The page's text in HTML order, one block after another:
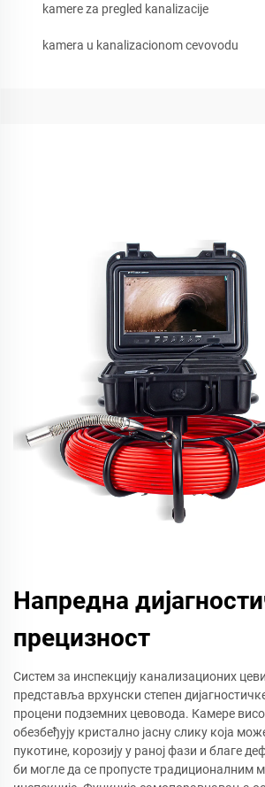
kamere za pregled kanalizacije
kamera u kanalizacionom cevovodu
Напредна
прецизност
Систем за инспекцију канализационих
представља врхунски степен
процени подземних цевовода. Камере
обезбеђују кристално јасну слику која
пукотине, корозију у раној фази и благе
би могле да се пропусте традиционалним